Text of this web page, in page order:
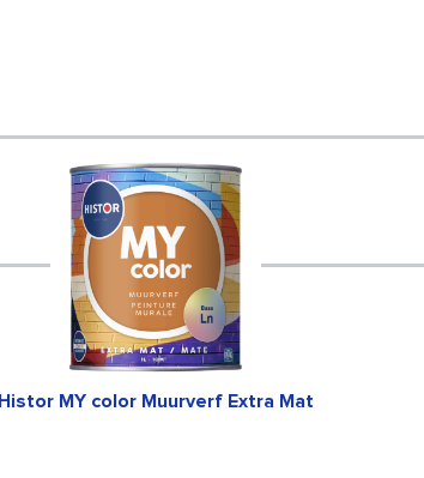
Histor MY color Muurverf Extra Mat